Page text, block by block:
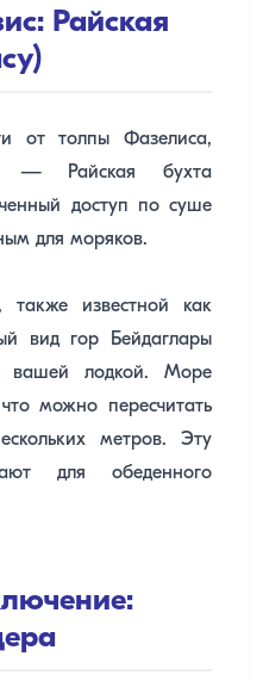
Райская
от толпы Фазелиса,
— Райская бухта
доступ по суше
для моряков.
известной как
вид гор Бейдаглары
вашей лодкой. Море
можно пересчитать
метров. Эту
для обеденного